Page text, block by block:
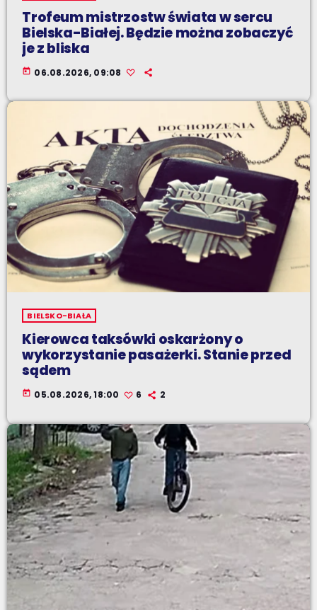
Trofeum mistrzostw świata w sercu
Bielska-Białej. Będzie można zobaczyć
je z bliska
today 06.08.2026, 09:08
BIELSKO-BIAŁA
Kierowca taksówki oskarżony o
wykorzystanie pasażerki. Stanie przed
sądem
today 05.08.2026, 18:00 6 2